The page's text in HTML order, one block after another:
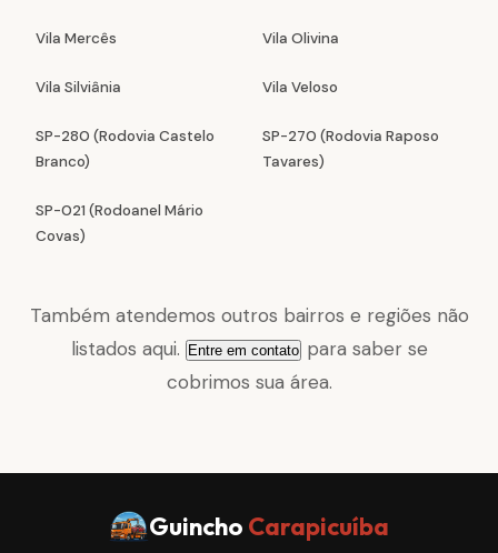
Vila Mercês Vila Olivina
Vila Silviânia Vila Veloso
SP-280 (Rodovia Castelo
Branco)
SP-270 (Rodovia Raposo
Tavares)
SP-021 (Rodoanel Mário
Covas)
Também atendemos outros bairros e regiões não
listados aqui.
Entre em contatopara saber se
cobrimos sua área.
Guincho Carapicuíba